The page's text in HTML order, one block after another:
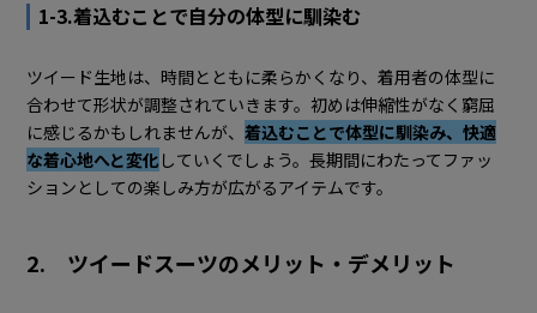
1-3.着込むことで自分の体型に馴染む
ツイード生地は、時間とともに柔らかくなり、着用者の体型に
合わせて形状が調整されていきます。初めは伸縮性がなく窮屈
に感じるかもしれませんが、着込むことで体型に馴染み、快適
な着心地へと変化していくでしょう。長期間にわたってファッ
ションとしての楽しみ方が広がるアイテムです。
2. ツイードスーツのメリット・デメリット